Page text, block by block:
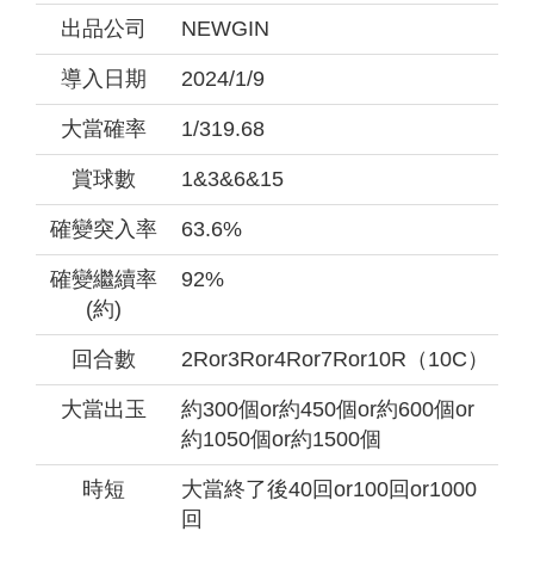
出品公司 NEWGIN
導入日期 2024/1/9
大當確率 1/319.68
賞球數 1&3&6&15
確變突入率 63.6%
確變繼續率
(約)
92%
回合數 2Ror3Ror4Ror7Ror10R（10C）
大當出玉
約300個or約450個or約600個or
約1050個or約1500個
時短
大當終了後40回or100回or1000
回